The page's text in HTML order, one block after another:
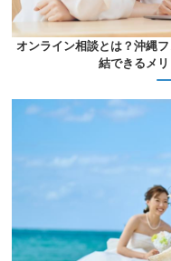
オンライン相談とは？沖縄
結できるメ